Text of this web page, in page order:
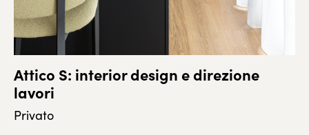
Attico S: interior design e direzione
lavori
Privato